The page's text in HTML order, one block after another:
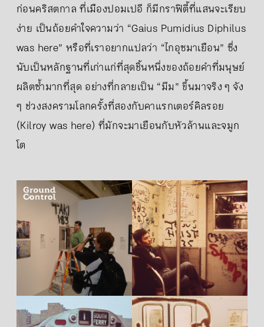
ก่อนคริสตกาล ที่เมืองปอมเปอี ก็มีกราฟิตี้ที่แสนจะเรียบ
ง่าย เป็นถ้อยคำใจความว่า “Gaius Pumidius Diphilus
was here” หรือที่เราอยากแปลว่า “ไกอุซมาเยือน” ซึ่ง
นับเป็นหลักฐานที่เก่าแก่ที่สุดชิ้นหนึ่งของถ้อยคำที่มนุษย์
ผลิตซ้ำมากที่สุด อย่างที่กลายเป็น “มีม” ขึ้นมาจริง ๆ จัง
ๆ ช่วงสงครามโลกครั้งที่สองกับคาแรกเตอร์คิลรอย
(Kilroy was here) ที่มักจะมาเยือนกับหัวล้านและจมูก
โต